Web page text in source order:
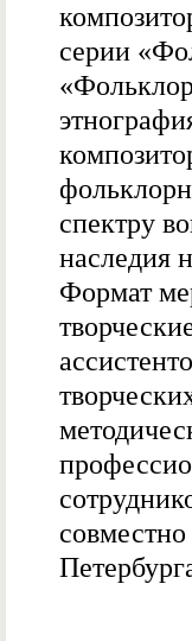
серии
спектру
наследия
Формат